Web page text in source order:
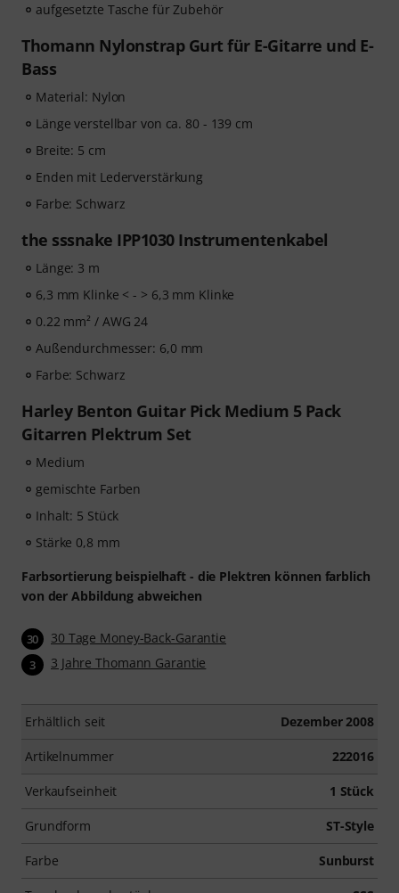
aufgesetzte Tasche für Zubehör
Thomann Nylonstrap Gurt für E-Gitarre und E-
Bass
Material: Nylon
Länge verstellbar von ca. 80 - 139 cm
Breite: 5 cm
Enden mit Lederverstärkung
Farbe: Schwarz
the sssnake IPP1030 Instrumentenkabel
Länge: 3 m
6,3 mm Klinke < - > 6,3 mm Klinke
0.22 mm² / AWG 24
Außendurchmesser: 6,0 mm
Farbe: Schwarz
Harley Benton Guitar Pick Medium 5 Pack
Gitarren Plektrum Set
Medium
gemischte Farben
Inhalt: 5 Stück
Stärke 0,8 mm
Farbsortierung beispielhaft - die Plektren können farblich
von der Abbildung abweichen
30 30 Tage Money-Back-Garantie
3 3 Jahre Thomann Garantie
Erhältlich seit Dezember 2008
Artikelnummer 222016
Verkaufseinheit 1 Stück
Grundform ST-Style
Farbe Sunburst